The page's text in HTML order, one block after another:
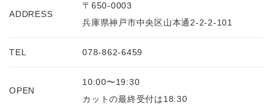
ADDRESS
〒650-0003
兵庫県神戸市中央区山本通2-2-2-101
TEL 078-862-6459
OPEN
10:00〜19:30
カットの最終受付は18:30